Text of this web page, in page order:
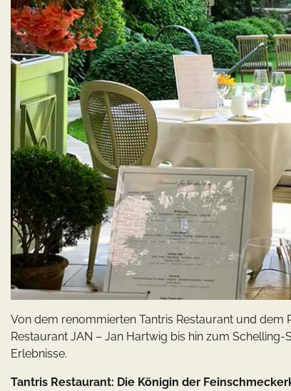
Von dem renommierten Tantris Restaurant und dem
Restaurant JAN – Jan Hartwig bis hin zum
Erlebnisse.
Tantris Restaurant: Die Königin der